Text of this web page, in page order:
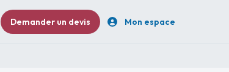
Demander un devis Mon espace